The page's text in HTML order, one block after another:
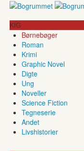
KIG
Børnebøger
Roman
Krimi
Graphic Novel
Digte
Ung
Noveller
Science Fiction
Tegneserie
Andet
Livshistorier